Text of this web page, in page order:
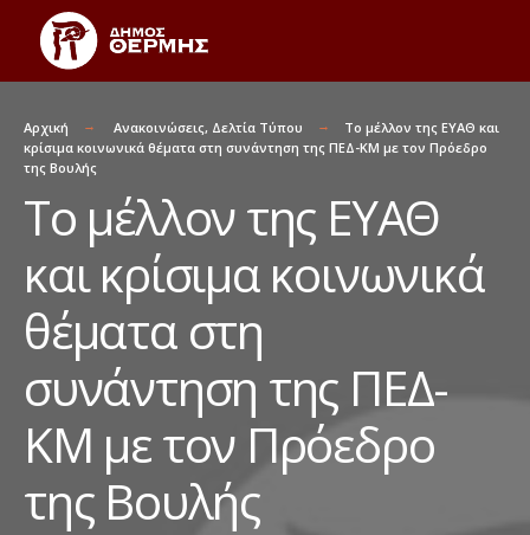
Αρχική Ανακοινώσεις, Δελτία Τύπου
Το μέλλον της ΕΥΑΘ και
κρίσιμα κοινωνικά θέματα στη συνάντηση της ΠΕΔ-ΚΜ με τον Πρόεδρο
της Βουλής
Το μέλλον της ΕΥΑΘ
και κρίσιμα κοινωνικά
θέματα στη
συνάντηση της ΠΕΔ-
ΚΜ με τον Πρόεδρο
της Βουλής